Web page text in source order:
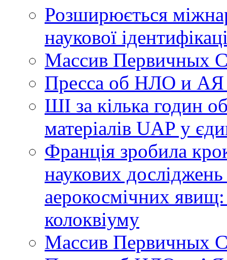
Розширюється
наукової
Массив Первичных
Пресса об НЛО и
ШІ за кілька годин
матеріалів UAP у
Франція зробила
наукових
аерокосмічних
колоквіуму
Массив Первичных